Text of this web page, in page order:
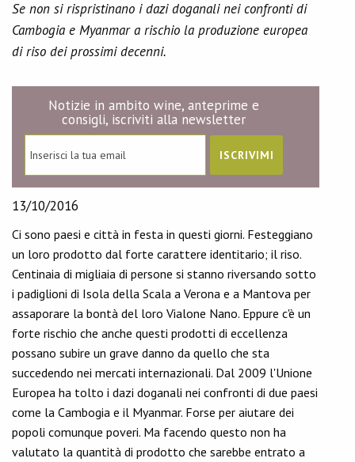
Se non si rispristinano i dazi doganali nei confronti di
Cambogia e Myanmar a rischio la produzione europea
di riso dei prossimi decenni.
Notizie in ambito wine, anteprime e
consigli, iscriviti alla newsletter
13/10/2016
Ci sono paesi e città in festa in questi giorni. Festeggiano
un loro prodotto dal forte carattere identitario; il riso.
Centinaia di migliaia di persone si stanno riversando sotto
i padiglioni di Isola della Scala a Verona e a Mantova per
assaporare la bontà del loro Vialone Nano. Eppure c'è un
forte rischio che anche questi prodotti di eccellenza
possano subire un grave danno da quello che sta
succedendo nei mercati internazionali. Dal 2009 l'Unione
Europea ha tolto i dazi doganali nei confronti di due paesi
come la Cambogia e il Myanmar. Forse per aiutare dei
popoli comunque poveri. Ma facendo questo non ha
valutato la quantità di prodotto che sarebbe entrato a